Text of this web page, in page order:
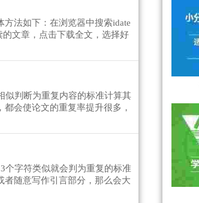
法如下：在浏览器中搜索idate
文章，点击下载全文，选择好
似判断为重复内容的标准计算其
会使论文的重复率提升很多，
个字符类似就会判为重复的标准
随意写作引言部分，那么会大